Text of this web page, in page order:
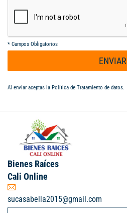
* Campos Obligatorios
ENVIAR
Al enviar aceptas la Política de Tratamiento de datos.
Bienes Raíces
Cali Online
sucasabella2015@gmail.com